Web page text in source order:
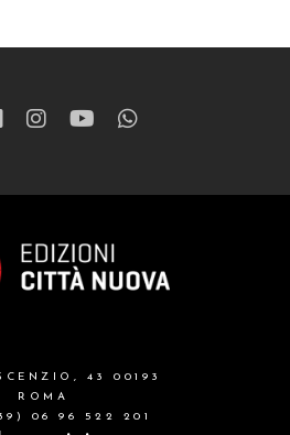
43 00193
ROMA
06 96 522 201